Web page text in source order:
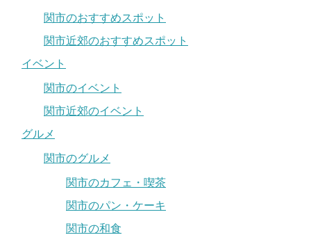
関市のおすすめスポット
関市近郊のおすすめスポット
イベント
関市のイベント
関市近郊のイベント
グルメ
関市のグルメ
関市のカフェ・喫茶
関市のパン・ケーキ
関市の和食